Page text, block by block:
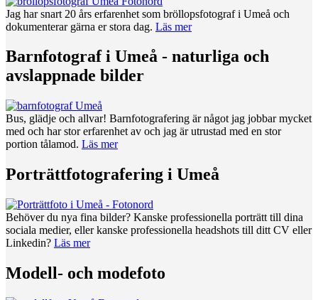
Jag har snart 20 års erfarenhet som bröllopsfotograf i Umeå och
dokumenterar gärna er stora dag. Läs mer
Barnfotograf i Umeå - naturliga och
avslappnade bilder
Bus, glädje och allvar! Barnfotografering är något jag jobbar mycket
med och har stor erfarenhet av och jag är utrustad med en stor
portion tålamod. Läs mer
Porträttfotografering i Umeå
Behöver du nya fina bilder? Kanske professionella porträtt till dina
sociala medier, eller kanske professionella headshots till ditt CV eller
Linkedin? Läs mer
Modell- och modefoto